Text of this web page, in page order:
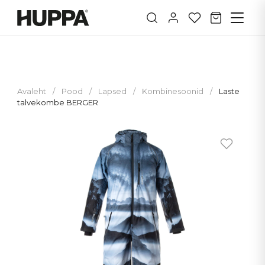
Avaleht / Pood / Lapsed / Kombinesoonid /
Laste
talvekombe BERGER